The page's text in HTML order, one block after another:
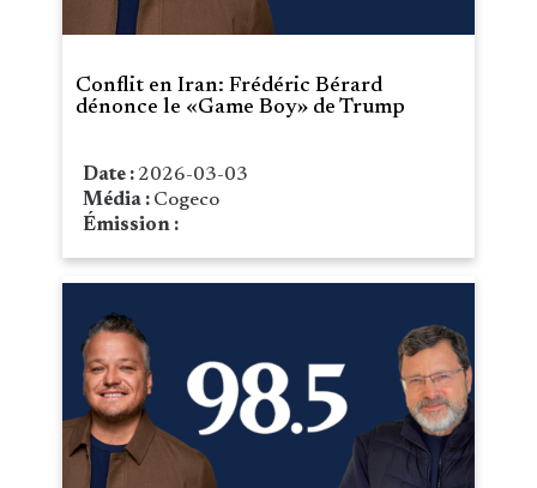
Conflit en Iran: Frédéric Bérard
dénonce le «Game Boy» de Trump
Date : 2026-03-03
Média : Cogeco
Émission :